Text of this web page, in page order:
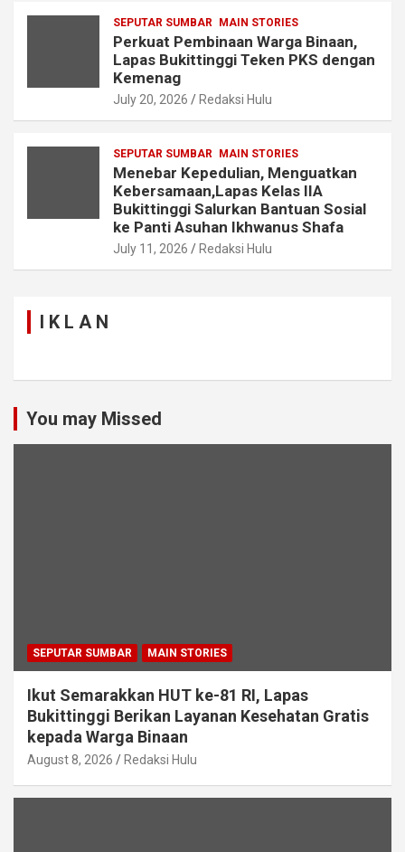
SEPUTAR SUMBAR MAIN STORIES
Perkuat Pembinaan Warga Binaan,
Lapas Bukittinggi Teken PKS dengan
Kemenag
July 20, 2026 Redaksi Hulu
SEPUTAR SUMBAR MAIN STORIES
Menebar Kepedulian, Menguatkan
Kebersamaan,Lapas Kelas IIA
Bukittinggi Salurkan Bantuan Sosial
ke Panti Asuhan Ikhwanus Shafa
July 11, 2026 Redaksi Hulu
I K L A N
You may Missed
SEPUTAR SUMBAR MAIN STORIES
Ikut Semarakkan HUT ke-81 RI, Lapas
Bukittinggi Berikan Layanan Kesehatan Gratis
kepada Warga Binaan
August 8, 2026 Redaksi Hulu